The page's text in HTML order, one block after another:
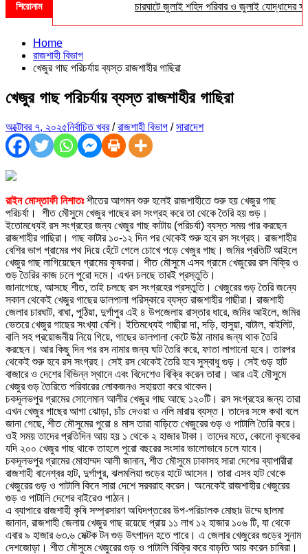
শিরোনাম চারঘাটে জুলাই শহিদ পরিবার ও জুলাই যোদ্ধাদের
Home
রাজশাহী বিভাগ
খেজুর গাছ পরিচর্যায় ব্যস্ত রাজশাহীর গাছিরা
খেজুর গাছ পরিচর্যায় ব্যস্ত রাজশাহীর গাছিরা
অক্টোবর ৭, ২০২৫নির্বাচিত খবর/রাজশাহী বিভাগ /সারাদেশ
রাইন মোস্তাফী নিশাতঃ শীতের আগমন শুরু হলেই রাজশাহীতে শুরু হয় খেজুর গাছ
পরিচর্যা। শীত মৌসুমে খেজুর গাছের রস সংগ্রহ করে তা থেকে তৈরি হয় গুড়।
ইতোমধ্যেই রস সংগ্রহের জন্য খেজুর গাছ কাটায় (পরিচর্যা) ব্যস্ত সময় পার করছেন
রাজশাহীর গাছিরা। গাছ কাটার ১০-১২ দিন পর থেকেই শুরু হবে রস সংগ্রহ। রাজশাহীর
বেশির ভাগ গ্রামের পথ দিয়ে হেঁটে গেলে চোখে পড়ে খেজুর গাছ। জমির প্রতিটি আইলে
খেজুর গাছ লাগিয়েছেন গ্রামের কৃষকরা। শীত মৌসুমে এসব গ্রামে খেজুরের রস বিক্রি ও
গুড় তৈরির কাজ চলে পুরো দমে। এখন চলছে তারই প্রস্তুতি।
জানাগেছে, আসছে শীত, তাই চলছে রস সংগ্রহের প্রস্তুতি। খেজুরের গুড় তৈরি জন্যে
সকাল থেকেই খেজুর গাছের ডালপালা পরিস্কারে ব্যস্ত রাজশাহীর গাছীরা। রাজশাহী
জেলার চারঘাট, বাঘা, পুঠিয়া, দুর্গাপুর এই ৪ উপজেলায় রাস্তার ধারে, জমির আইলে, জমির
ভেতরে খেজুর গাছের সংখ্যা বেশি। ইতিমধ্যেই গাছীরা দা, দড়ি, হাসুয়া, বাটাল, বাইলিট,
বালি সহ প্রয়োজনীয় নিয়ে গিয়ে, গাছের ডালপালা কেটে উঠা নামার জন্য থাক তৈরি
করছেন। আর কিছু দিন পর রস নামার জন্য ঘাট তৈরি করে, ফাতা লাগানো হবে। তারপর
থেকেই শুরু হবে রস সংগ্রহ। সেই রস থেকেই তৈরি হবে সুস্বাধু গুড়। সেই গুড় হাট
বাজারে ও দেশের বিভিন্ন স্থানে এবং বিদেশেও বিক্রি করেন তারা। আর এই মৌসুমে
খেজুর গুড় তৈরিতে পরিবারের লোকজনও সহায়তা করে থাকেন।
চকদূলভপুর গ্রামের সোলেমান আলীর খেজুর গাছ আছে ১২০টি। রস সংগ্রহের জন্য তারা
এখন খেজুর গাছের আগা ঝোড়া, চাঁচ দেওয়া ও নলি মারায় ব্যস্ত। তাদের সঙ্গে কথা বলে
জানা গেছে, শীত মৌসুমের পুরো ৪ মাস তারা বাড়িতে খেজুরের গুড় ও পাটালি তৈরি করে।
ওই সময় তাদের প্রতিদিন আয় হয় ১ থেকে ২ হাজার টাকা। তাদের মতে, কোনো কৃষকের
যদি ২০০ খেজুর গাছ থাকে তাহলে পুরো বছরের সংসার ভালোভাবে চলে যাবে।
চকদূলভপুর গ্রামের মোহাম্মদ আলী জানান, শীত মৌসুমে ঢাকাসহ সারা দেশের ব্যাপারীরা
রাজশাহী বানেশ্বর হাট, দুর্গাপুর, ঝলমলিয়া গুড়ের হাটে আসেন। তারা এসব হাট থেকে
খেজুরের গুড় ও পাটালি কিনে সারা দেশে সরবরাহ করেন। অনেকেই রাজশাহীর খেজুরের
গুড় ও পাটালি দেশের বাইরেও পাঠান।
এ ব্যাপারে রাজশাহী কৃষি সম্প্রসারণ অধিদপ্তরের উপ-পরিচালক মোছাঃ উম্মে ছালমা
জানান, রাজশাহী জেলায় খেজুর গাছ রয়েছে প্রায় ১১ লাখ ১২ হাজার ১০৬ টি, যা থেকে
এবার ৯ হাজার ৬৩.৬ মেক্টক টন গুড় উৎপাদন হতে পারে। এ জেলার খেজুরের গুড়ের সুনাম
দেশজোড়া। শীত মৌসুমে খেজুরের গুড় ও পাটালি বিক্রি করে বাড়তি আয় করেন চাষিরা।